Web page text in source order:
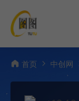
首页 中创网